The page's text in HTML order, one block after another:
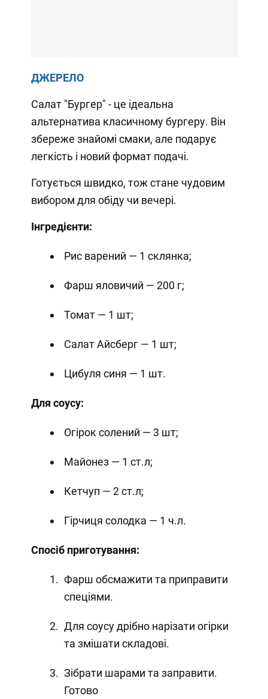
ДЖЕРЕЛО
Салат "Бургер" - це ідеальна
альтернатива класичному бургеру. Він
збереже знайомі смаки, але подарує
легкість і новий формат подачі.
Готується швидко, тож стане чудовим
вибором для обіду чи вечері.
Інгредієнти:
Рис варений — 1 склянка;
Фарш яловичий — 200 г;
Томат — 1 шт;
Салат Айсберг — 1 шт;
Цибуля синя — 1 шт.
Для соусу:
Огірок солений — 3 шт;
Майонез — 1 ст.л;
Кетчуп — 2 ст.л;
Гірчиця солодка — 1 ч.л.
Спосіб приготування:
Фарш обсмажити та приправити
спеціями.
Для соусу дрібно нарізати огірки
та змішати складові.
Зібрати шарами та заправити.
Готово